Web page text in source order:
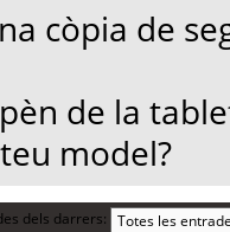
còpia de
de la
model?
dels darrers: